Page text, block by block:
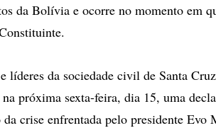
da Bolívia e ocorre no momento em
líderes da sociedade civil de Santa
próxima sexta-feira, dia 15, uma
da crise enfrentada pelo presidente Evo